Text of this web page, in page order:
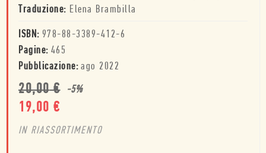
Traduzione: Elena Brambilla
ISBN: 978-88-3389-412-6
Pagine: 465
Pubblicazione: ago 2022
20,00€ -5%
19,00 €
IN RIASSORTIMENTO